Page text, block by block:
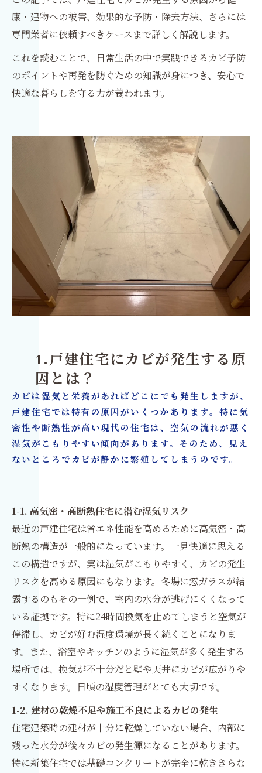
康・建物への被害、効果的な予防・除去方法、さらには
専門業者に依頼すべきケースまで詳しく解説します。
これを読むことで、日常生活の中で実践できるカビ予防
のポイントや再発を防ぐための知識が身につき、安心で
快適な暮らしを守る力が養われます。
1.戸建住宅にカビが発生する原
因とは？
カビは湿気と栄養があればどこにでも発生しますが、
戸建住宅では特有の原因がいくつかあります。特に気
密性や断熱性が高い現代の住宅は、空気の流れが悪く
湿気がこもりやすい傾向があります。そのため、見え
ないところでカビが静かに繁殖してしまうのです。
1-1. 高気密・高断熱住宅に潜む湿気リスク
最近の戸建住宅は省エネ性能を高めるために高気密・高
断熱の構造が一般的になっています。一見快適に思える
この構造ですが、実は湿気がこもりやすく、カビの発生
リスクを高める原因にもなります。冬場に窓ガラスが結
露するのもその一例で、室内の水分が逃げにくくなって
いる証拠です。特に24時間換気を止めてしまうと空気が
停滞し、カビが好む湿度環境が長く続くことになりま
す。また、浴室やキッチンのように湿気が多く発生する
場所では、換気が不十分だと壁や天井にカビが広がりや
すくなります。日頃の湿度管理がとても大切です。
1-2. 建材の乾燥不足や施工不良によるカビの発生
住宅建築時の建材が十分に乾燥していない場合、内部に
残った水分が後々カビの発生源になることがあります。
特に新築住宅では基礎コンクリートが完全に乾ききらな